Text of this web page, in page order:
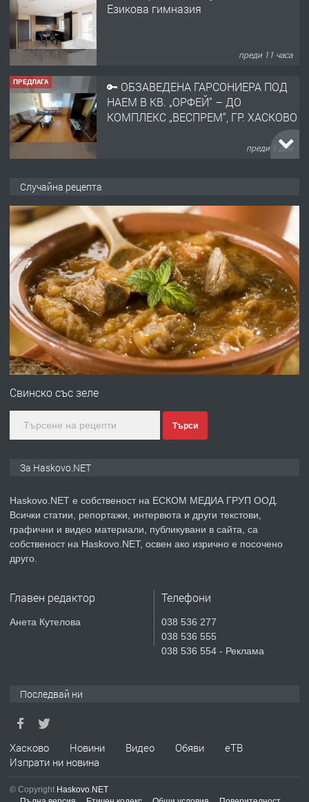
Езикова гимназия
преди 11 часа
ПРЕДЛАГА
🔑 ОБЗАВЕДЕНА ГАРСОНИЕРА ПОД
НАЕМ В КВ. „ОРФЕЙ“ – ДО
КОМПЛЕКС „ВЕСПРЕМ“, ГР. ХАСКОВО
преди 1 ден
АПАРТАМЕНТ В ЦЕНТЪРА НА ГР.
ХАСКОВО
преди 2 дни
ПРЕДЛАГА Давам гараж под наем
преди 2 дни
ПРЕДЛАГА
№4120 Магазин/Офис под наем в кв.
преди 3 дни
ПРЕДЛАГА
Продавам парцел в гр. Хасково кв.
СГЛОБЯВАНЕ НА МЕБЕЛИ.
апартамент под наем в кв.
Случайна рецепта
Свинско със зеле
Търси
За Haskovo.NET
Haskovo.NET е собственост на ЕСКОМ МЕДИА ГРУП ООД.
Всички статии, репортажи, интервюта и други текстови,
графични и видео материали, публикувани в сайта, са
собственост на Haskovo.NET, освен ако изрично е посочено
друго.
Главен редактор
Анета Кутелова
Телефони
038 536 277
038 536 555
038 536 554 - Реклама
Последвай ни
Хасково Новини Видео Обяви
еТВ
Изпрати ни новина
© Copyright Haskovo.NET